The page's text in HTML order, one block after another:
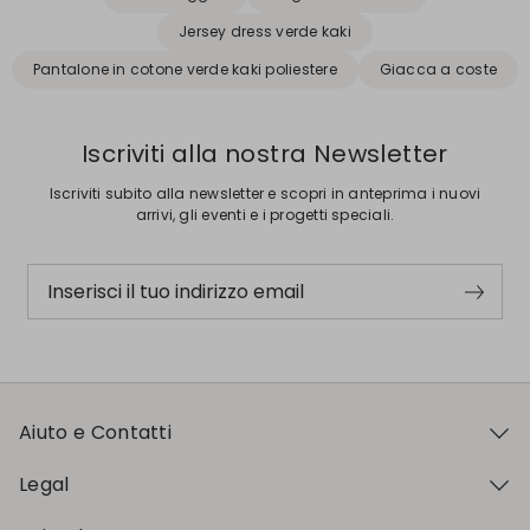
Jersey dress verde kaki
Pantalone in cotone verde kaki poliestere
Giacca a coste
Iscriviti alla nostra Newsletter
Iscriviti subito alla newsletter e scopri in anteprima i nuovi
arrivi, gli eventi e i progetti speciali.
Inserisci il tuo indirizzo email
Aiuto e Contatti
Legal